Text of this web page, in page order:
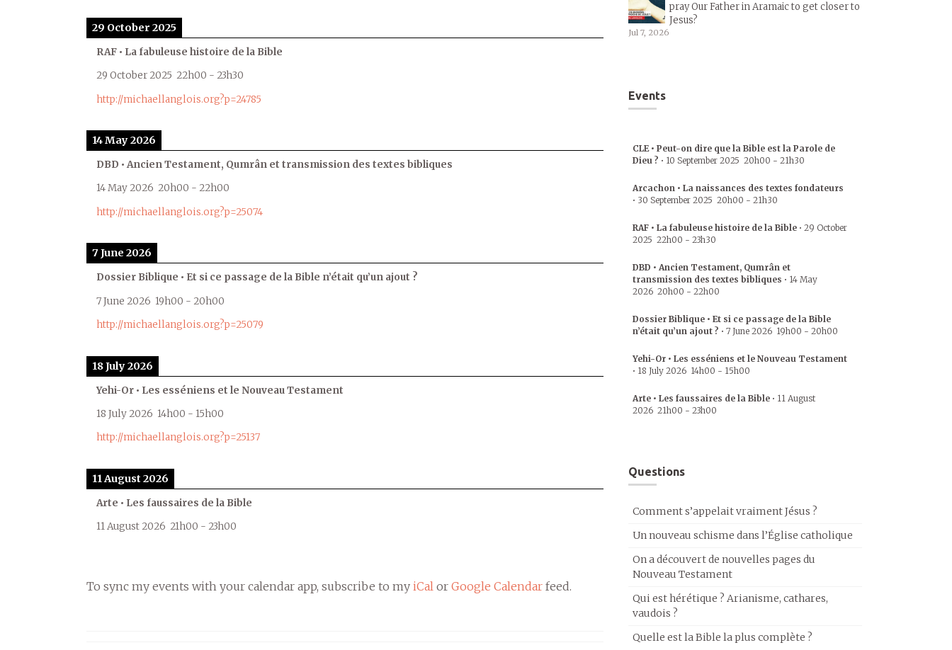
29 October 2025
RAF • La fabuleuse histoire de la Bible
29 October 2025 22h00 - 23h30
http://michaellanglois.org?p=24785
14 May 2026
DBD • Ancien Testament, Qumrân et transmission des textes bibliques
14 May 2026 20h00 - 22h00
http://michaellanglois.org?p=25074
7 June 2026
Dossier Biblique • Et si ce passage de la Bible n’était qu’un ajout ?
7 June 2026 19h00 - 20h00
http://michaellanglois.org?p=25079
18 July 2026
Yehi-Or • Les esséniens et le Nouveau Testament
18 July 2026 14h00 - 15h00
http://michaellanglois.org?p=25137
11 August 2026
Arte • Les faussaires de la Bible
11 August 2026 21h00 - 23h00
To sync my events with your calendar app, subscribe to my iCal or Google Calendar feed.
pray Our Father in Aramaic to get closer to
Jesus?
Jul 7, 2026
Events
CLE • Peut-on dire que la Bible est la Parole de
Dieu ? • 10 September 2025 20h00 - 21h30
Arcachon • La naissances des textes fondateurs
• 30 September 2025 20h00 - 21h30
RAF • La fabuleuse histoire de la Bible • 29 October
2025 22h00 - 23h30
DBD • Ancien Testament, Qumrân et
transmission des textes bibliques • 14 May
2026 20h00 - 22h00
Dossier Biblique • Et si ce passage de la Bible
n’était qu’un ajout ? • 7 June 2026 19h00 - 20h00
Yehi-Or • Les esséniens et le Nouveau Testament
• 18 July 2026 14h00 - 15h00
Arte • Les faussaires de la Bible • 11 August
2026 21h00 - 23h00
Questions
Comment s’appelait vraiment Jésus ?
Un nouveau schisme dans l’Église catholique
On a découvert de nouvelles pages du
Nouveau Testament
Qui est hérétique ? Arianisme, cathares,
vaudois ?
Quelle est la Bible la plus complète ?